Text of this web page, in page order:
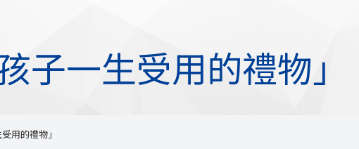
子一生受用的禮物」
用的禮物」